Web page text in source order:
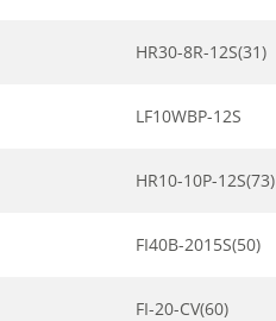
HR30-8R-12S(31)
LF10WBP-12S
HR10-10P-12S(73)
FI40B-2015S(50)
FI-20-CV(60)